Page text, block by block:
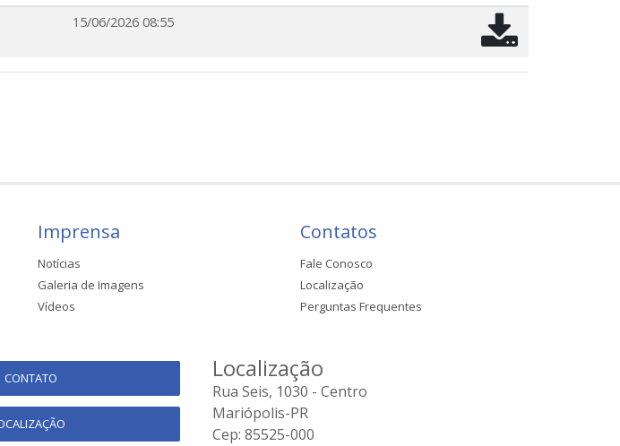
15/06/2026 08:55
Imprensa
Notícias
Galeria de Imagens
Vídeos
Contatos
Fale Conosco
Localização
Perguntas Frequentes
Localização
Rua Seis, 1030 - Centro
Mariópolis-PR
Cep: 85525-000